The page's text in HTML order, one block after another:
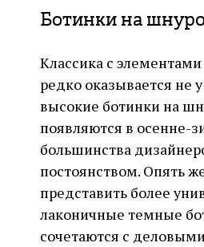
Ботинки на
Классика с
редко оказывается не
высокие ботинки на
появляются в осенне-
большинства
постоянством. Опять
представить более
лаконичные темные
сочетаются с